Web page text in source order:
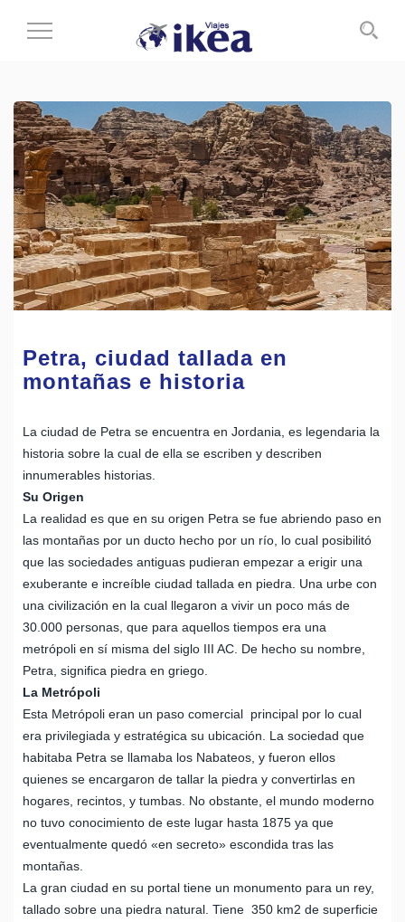
Cambiar
navegación
Petra, ciudad tallada en
montañas e historia
La ciudad de Petra se encuentra en Jordania, es legendaria la
historia sobre la cual de ella se escriben y describen
innumerables historias.
Su Origen
La realidad es que en su origen Petra se fue abriendo paso en
las montañas por un ducto hecho por un río, lo cual posibilitó
que las sociedades antiguas pudieran empezar a erigir una
exuberante e increíble ciudad tallada en piedra. Una urbe con
una civilización en la cual llegaron a vivir un poco más de
30.000 personas, que para aquellos tiempos era una
metrópoli en sí misma del siglo III AC. De hecho su nombre,
Petra, significa piedra en griego.
La Metrópoli
Esta Metrópoli eran un paso comercial principal por lo cual
era privilegiada y estratégica su ubicación. La sociedad que
habitaba Petra se llamaba los Nabateos, y fueron ellos
quienes se encargaron de tallar la piedra y convertirlas en
hogares, recintos, y tumbas. No obstante, el mundo moderno
no tuvo conocimiento de este lugar hasta 1875 ya que
eventualmente quedó «en secreto» escondida tras las
montañas.
La gran ciudad en su portal tiene un monumento para un rey,
tallado sobre una piedra natural. Tiene 350 km2 de superficie